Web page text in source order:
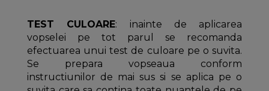
TEST CULOARE: inainte de aplicarea
vopselei pe tot parul se recomanda
efectuarea unui test de culoare pe o suvita.
Se prepara vopseaua conform
instructiunilor de mai sus si se aplica pe o